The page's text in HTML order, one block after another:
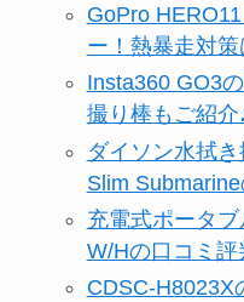
GoPro
ー！熱暴走対策
Insta360 GO3
撮り棒もご紹介
ダイソン水拭
Slim
充電式ポータ
W/Hの口コミ評
CDSC-H8023X